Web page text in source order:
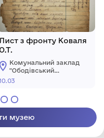
з фронту Коваля
Комунальний заклад
"Ободівський
краєзнавчий музей"
музею